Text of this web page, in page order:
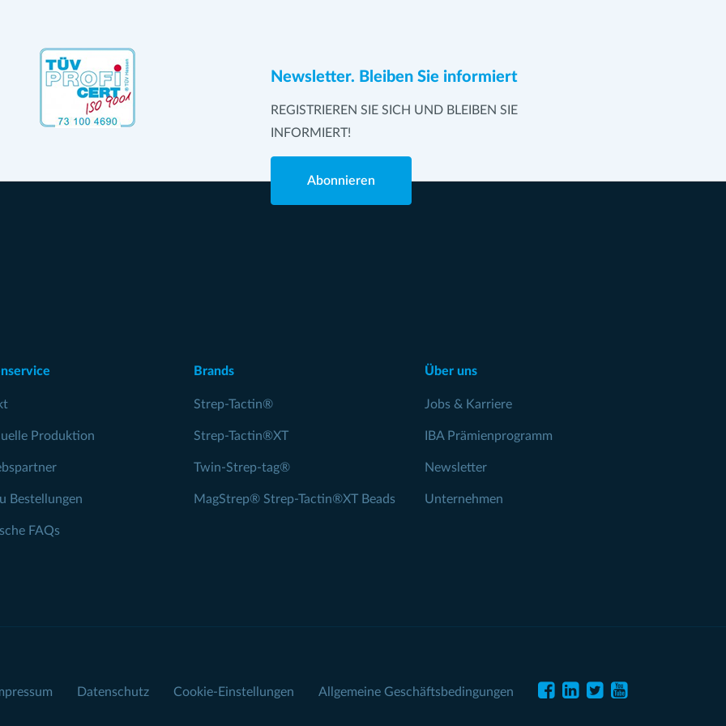
Newsletter. Bleiben Sie informiert
REGISTRIEREN SIE SICH UND BLEIBEN SIE
INFORMIERT!
Abonnieren
Produktion
Bestellungen
FAQs
Brands
Strep-Tactin®
Strep-Tactin®XT
Twin-Strep-tag®
MagStrep® Strep-Tactin®XT Beads
Über uns
Jobs & Karriere
IBA Prämienprogramm
Newsletter
Unternehmen
Datenschutz Cookie-Einstellungen Allgemeine Geschäftsbedingungen